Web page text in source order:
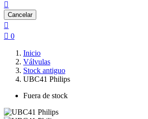

Cancelar

 0
Inicio
Válvulas
Stock antiguo
UBC41 Philips
Fuera de stock